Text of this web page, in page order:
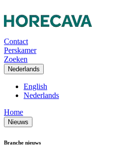
Contact
Perskamer
Zoeken
Nederlands
English
Nederlands
Home
Nieuws
Branche nieuws